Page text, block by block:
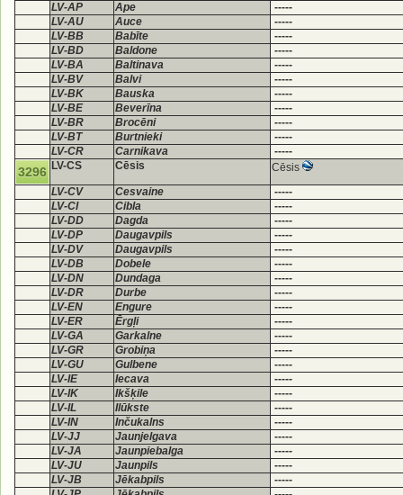
LV-AP
Ape
-----
LV-AU
Auce
-----
LV-BB
Babīte
-----
LV-BD
Baldone
-----
LV-BA
Baltinava
-----
LV-BV
Balvi
-----
LV-BK
Bauska
-----
LV-BE
Beverīna
-----
LV-BR
Brocēni
-----
LV-BT
Burtnieki
-----
LV-CR
Carnikava -----
3296 LV-CS Cēsis
Cēsis
LV-CV
Cesvaine
-----
LV-CI
Cibla
-----
LV-DD
Dagda
-----
LV-DP
Daugavpils
-----
LV-DV
Daugavpils
-----
LV-DB
Dobele
-----
LV-DN
Dundaga
-----
LV-DR
Durbe
-----
LV-EN
Engure
-----
LV-ER
Ērgļi
-----
LV-GA
Garkalne
-----
LV-GR
Grobiņa
-----
LV-GU
Gulbene
-----
LV-IE
Iecava
-----
LV-IK
Ikšķile
-----
LV-IL
Ilūkste
-----
LV-IN
Inčukalns
-----
LV-JJ
Jaunjelgava
-----
LV-JA
Jaunpiebalga
-----
LV-JU
Jaunpils
-----
LV-JB
Jēkabpils
-----